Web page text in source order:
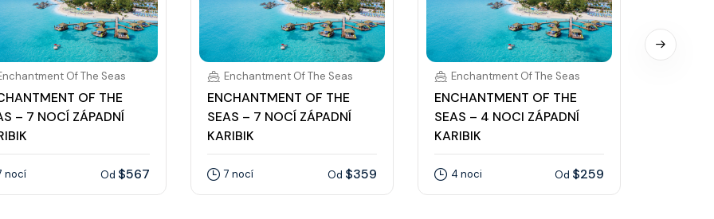
Of The Seas
OF THE
– 7 NOCÍ ZÁPADNÍ
nocí Od $567
Enchantment Of The Seas
ENCHANTMENT OF THE
SEAS – 7 NOCÍ ZÁPADNÍ
KARIBIK
7 nocí Od $359
Enchantment Of The Seas
ENCHANTMENT OF THE
SEAS – 4 NOCI ZÁPADNÍ
KARIBIK
4 noci Od $259